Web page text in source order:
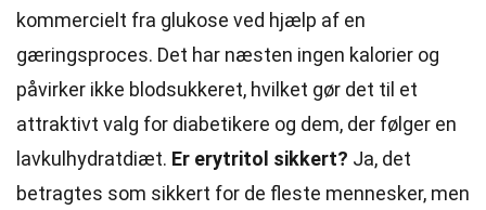
kommercielt fra glukose ved hjælp af en
gæringsproces. Det har næsten ingen kalorier og
påvirker ikke blodsukkeret, hvilket gør det til et
attraktivt valg for diabetikere og dem, der følger en
lavkulhydratdiæt. Er erytritol sikkert? Ja, det
betragtes som sikkert for de fleste mennesker, men